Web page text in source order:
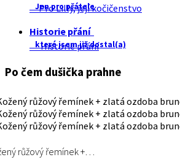
Jen pro přátele
Pro Lilly, její kočičenstvo
Historie přání
které jsem již dostal(a)
Historie přání
Po čem dušička prahne
růžový řemínek +…